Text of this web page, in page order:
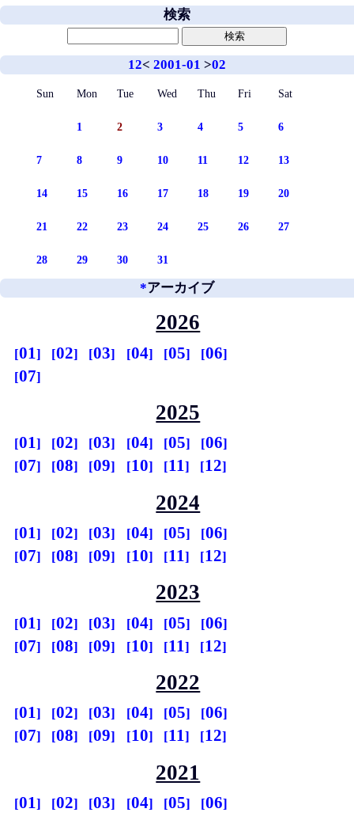
検索
12< 2001-01 >02
Sun Mon Tue Wed Thu Fri Sat
1 2 3 4 5 6
7 8 9 10 11 12 13
14 15 16 17 18 19 20
21 22 23 24 25 26 27
28 29 30 31
*アーカイブ
2026
01 02 03 04 05
06
07
2025
01 02 03 04 05
06
07
08 09 10 11 12
2024
01 02 03 04 05
06
07
08 09 10 11 12
2023
01 02 03 04 05
06
07
08 09 10 11 12
2022
01 02 03 04 05
06
07
08 09 10 11 12
2021
01 02 03 04 05
06